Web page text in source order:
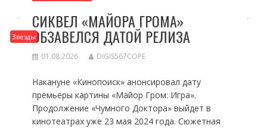
Звезды
СИКВЕЛ «МАЙОРА ГРОМА»
ОБЗАВЕЛСЯ ДАТОЙ РЕЛИЗА
01.08.2026 DIGIS567COPE
Накануне «Кинопоиск» анонсировал дату
премьеры картины «Майор Гром: Игра».
Продолжение «Чумного Доктора» выйдет в
кинотеатрах уже 23 мая 2024 года. Сюжетная